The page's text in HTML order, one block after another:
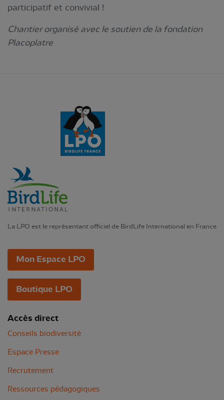
participatif et convivial !
Chantier organisé avec le soutien de la fondation
Placoplatre
La LPO est le représentant officiel de BirdLife International en France
Mon Espace LPO
Boutique LPO
Accès direct
Conseils biodiversité
Espace Presse
Recrutement
Ressources pédagogiques